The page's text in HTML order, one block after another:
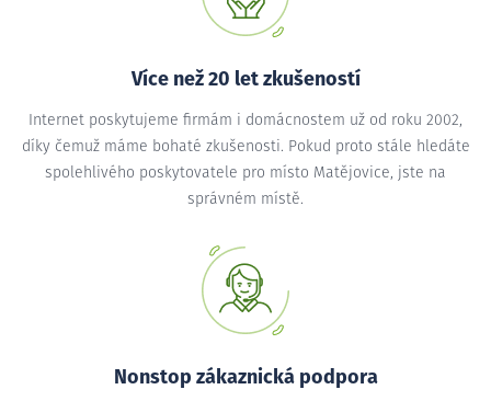
Více než 20 let zkušeností
Internet poskytujeme firmám i domácnostem už od roku 2002,
díky čemuž máme bohaté zkušenosti. Pokud proto stále hledáte
spolehlivého poskytovatele pro místo Matějovice, jste na
správném místě.
Nonstop zákaznická podpora